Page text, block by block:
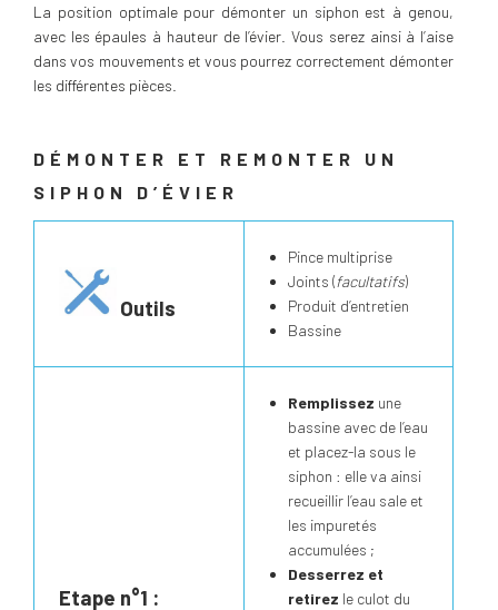
La position optimale pour démonter un siphon est à genou,
avec les épaules à hauteur de l’évier. Vous serez ainsi à l’aise
dans vos mouvements et vous pourrez correctement démonter
les différentes pièces.
DÉMONTER ET REMONTER UN
SIPHON D’ÉVIER
Outils
Pince multiprise
Joints (facultatifs)
Produit d’entretien
Bassine
Etape n°1 :
Remplissez une
bassine avec de l’eau
et placez-la sous le
siphon : elle va ainsi
recueillir l’eau sale et
les impuretés
accumulées ;
Desserrez et
retirez le culot du